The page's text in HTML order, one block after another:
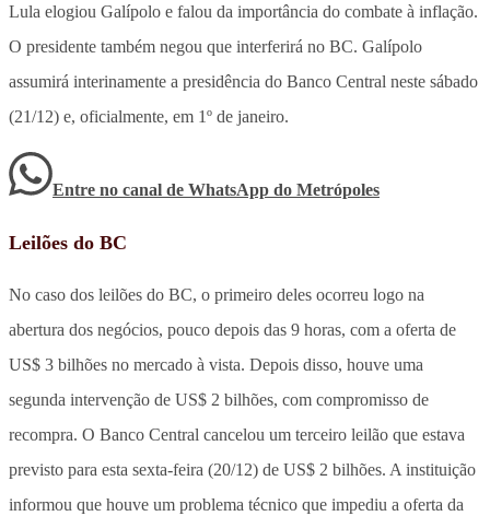
Lula elogiou Galípolo e falou da importância do combate à inflação.
O presidente também negou que interferirá no BC. Galípolo
assumirá interinamente a presidência do Banco Central neste sábado
(21/12) e, oficialmente, em 1º de janeiro.
Entre no canal de WhatsApp do Metrópoles
Leilões do BC
No caso dos leilões do BC, o primeiro deles ocorreu logo na
abertura dos negócios, pouco depois das 9 horas, com a oferta de
US$ 3 bilhões no mercado à vista. Depois disso, houve uma
segunda intervenção de US$ 2 bilhões, com compromisso de
recompra. O Banco Central cancelou um terceiro leilão que estava
previsto para esta sexta-feira (20/12) de US$ 2 bilhões. A instituição
informou que houve um problema técnico que impediu a oferta da